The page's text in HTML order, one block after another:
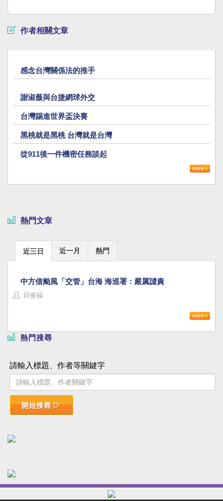
作者相關文章
感念台灣關係法的推手
謝淑薇與台捷網球外交
台灣踢進世界盃決賽
黑桃就是黑桃 台灣就是台灣
從911後一件機密任務談起
熱門文章
近三日 近一月 熱門
中方借颱風「交管」台海 海巡署：嚴厲譴責
邱俊福
熱門搜尋
請輸入標題、作者等關鍵字
開始搜尋